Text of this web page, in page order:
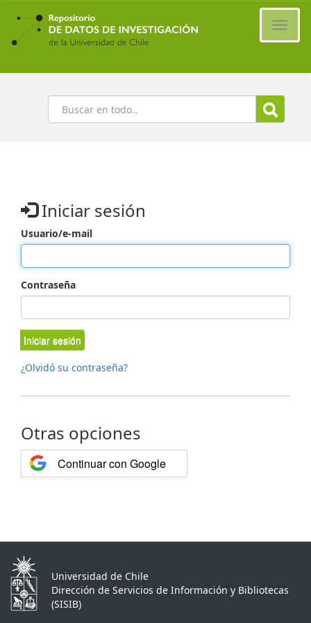
Ir
contenido
principal
Buscar
Iniciar sesión
Usuario/e-mail
Contraseña
Iniciar sesión
¿Olvidó su contraseña?
Otras opciones
Continuar con Google
Universidad de Chile
Dirección de Servicios de Información y Bibliotecas
(SISIB)